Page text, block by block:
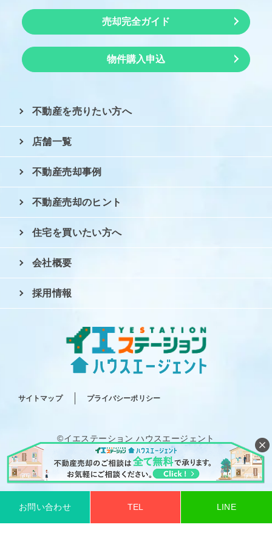
売却完全ガイド
物件購入申込
サイトマップ プライバシーポリシー
不動産を売りたい方へ
店舗一覧
不動産売却事例
不動産売却のヒント
住宅を買いたい方へ
会社概要
採用情報
©イエステーション ハウスエージェント
All rights reserved.
お問い合わせ TEL LINE